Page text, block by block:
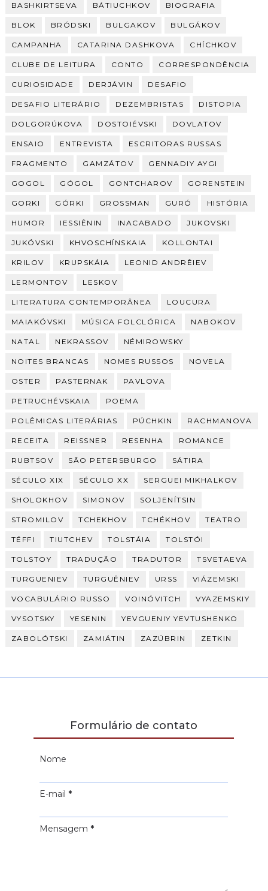
BASHKIRTSEVA BÁTIUCHKOV BIOGRAFIA
BLOK BRÓDSKI BULGAKOV BULGÁKOV
CAMPANHA CATARINA DASHKOVA CHÍCHKOV
CLUBE DE LEITURA CONTO CORRESPONDÊNCIA
CURIOSIDADE DERJÁVIN DESAFIO
DESAFIO LITERÁRIO DEZEMBRISTAS DISTOPIA
DOLGORÚKOVA DOSTOIÉVSKI DOVLATOV
ENSAIO ENTREVISTA ESCRITORAS RUSSAS
FRAGMENTO GAMZÁTOV GENNADIY AYGI
GOGOL GÓGOL GONTCHAROV GORENSTEIN
GORKI GÓRKI GROSSMAN GURÓ HISTÓRIA
HUMOR IESSIÊNIN INACABADO JUKOVSKI
JUKÓVSKI KHVOSCHÍNSKAIA KOLLONTAI
KRILOV KRUPSKÁIA LEONID ANDRÊIEV
LERMONTOV LESKOV
LITERATURA CONTEMPORÂNEA LOUCURA
MAIAKÓVSKI MÚSICA FOLCLÓRICA NABOKOV
NATAL NEKRASSOV NÉMIROWSKY
NOITES BRANCAS NOMES RUSSOS NOVELA
OSTER PASTERNAK PAVLOVA
PETRUCHÉVSKAIA POEMA
POLÊMICAS LITERÁRIAS PÚCHKIN RACHMANOVA
RECEITA REISSNER RESENHA ROMANCE
RUBTSOV SÃO PETERSBURGO SÁTIRA
SÉCULO XIX SÉCULO XX SERGUEI MIKHALKOV
SHOLOKHOV SIMONOV SOLJENÍTSIN
STROMILOV TCHEKHOV TCHÉKHOV TEATRO
TÉFFI TIUTCHEV TOLSTÁIA TOLSTÓI
TOLSTOY TRADUÇÃO TRADUTOR TSVETAEVA
TURGUENIEV TURGUÊNIEV URSS VIÁZEMSKI
VOCABULÁRIO RUSSO VOINÓVITCH VYAZEMSKIY
VYSOTSKY YESENIN YEVGUENIY YEVTUSHENKO
ZABOLÓTSKI ZAMIÁTIN ZAZÚBRIN ZETKIN
Formulário de contato
Nome
E-mail *
Mensagem *